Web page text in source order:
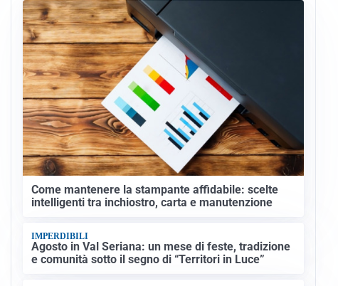
Come mantenere la stampante affidabile: scelte
intelligenti tra inchiostro, carta e manutenzione
IMPERDIBILI
Agosto in Val Seriana: un mese di feste, tradizione
e comunità sotto il segno di “Territori in Luce”